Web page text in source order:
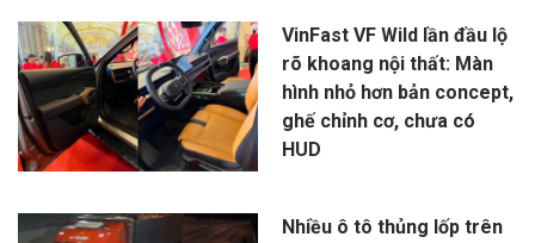
VinFast VF Wild lần đầu lộ
rõ khoang nội thất: Màn
hình nhỏ hơn bản concept,
ghế chỉnh cơ, chưa có
HUD
Nhiều ô tô thủng lốp trên